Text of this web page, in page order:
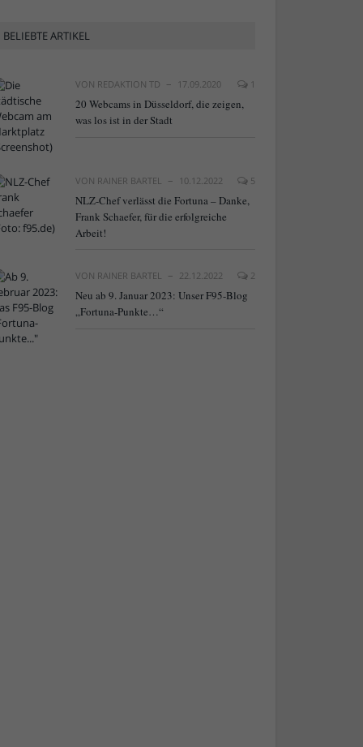
BELIEBTE ARTIKEL
VON REDAKTION TD 17.09.2020 1
20 Webcams in Düsseldorf, die zeigen,
was los ist in der Stadt
VON RAINER BARTEL 10.12.2022 5
NLZ-Chef verlässt die Fortuna – Danke,
Frank Schaefer, für die erfolgreiche
Arbeit!
VON RAINER BARTEL 22.12.2022 2
Neu ab 9. Januar 2023: Unser F95-Blog
„Fortuna-Punkte…“